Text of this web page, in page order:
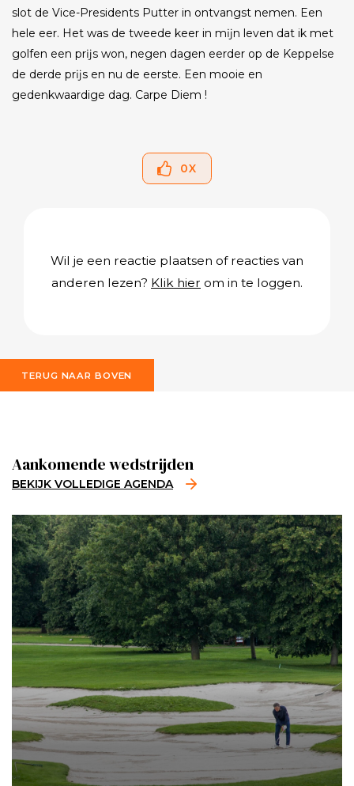
slot de Vice-Presidents Putter in ontvangst nemen. Een
hele eer. Het was de tweede keer in mĳn leven dat ik met
golfen een prĳs won, negen dagen eerder op de Keppelse
de derde prĳs en nu de eerste. Een mooie en
gedenkwaardige dag. Carpe Diem !
0X
Wil je een reactie plaatsen of reacties van
anderen lezen? Klik hier om in te loggen.
TERUG NAAR BOVEN
Aankomende wedstrijden
BEKIJK VOLLEDIGE AGENDA